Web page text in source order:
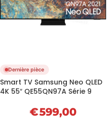
Dernière pièce
Smart TV Samsung Neo QLED
4K 55″ QE55QN97A Série 9
€599,00